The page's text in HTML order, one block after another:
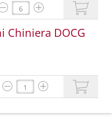
Chiniera DOCG